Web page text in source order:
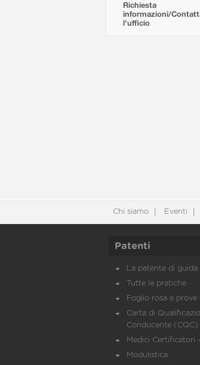
Richiesta
informazioni/
l'ufficio
Chi siamo Eventi
Patenti
La patente di guida
Tutte le pratiche
Foglio rosa e prove
Carta di
Conducente (CQC)
Medici Certificatori
Modulistica